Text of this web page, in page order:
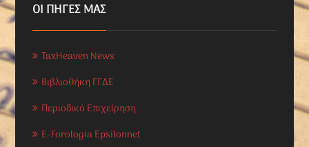
ΟΙ ΠΗΓΕΣ ΜΑΣ
TaxHeaven News
Βιβλιοθήκη ΓΓΔΕ
Περιοδικό Επιχείρηση
E-Forologia Epsilonnet